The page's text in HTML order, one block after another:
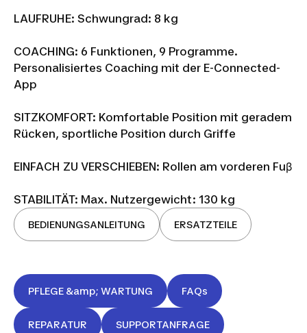
LAUFRUHE: Schwungrad: 8 kg
COACHING: 6 Funktionen, 9 Programme.
Personalisiertes Coaching mit der E-Connected-
App
SITZKOMFORT: Komfortable Position mit geradem
Rücken, sportliche Position durch Griffe
EINFACH ZU VERSCHIEBEN: Rollen am vorderen Fuβ
STABILITÄT: Max. Nutzergewicht: 130 kg
BEDIENUNGSANLEITUNG ERSATZTEILE
PFLEGE &amp; WARTUNG FAQs
REPARATUR SUPPORTANFRAGE